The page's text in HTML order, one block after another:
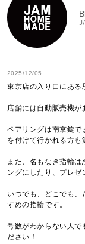
2025/12/05
東京店の入り口にある
店舗には自動販売機が
ペアリングは南京錠で
を付けて行かれる方も
また、名もなき指輪
ングにしたり、プレゼ
いつでも、どこでも
すめの指輪です。
号数がわからない人で
ださい！